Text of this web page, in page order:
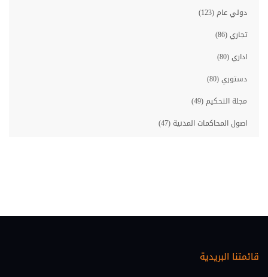
دولي عام (123)
تجاري (86)
اداري (80)
دستوري (80)
مجلة التحكيم (49)
اصول المحاكمات المدنية (47)
عقاري (30)
قائمتنا البريدية